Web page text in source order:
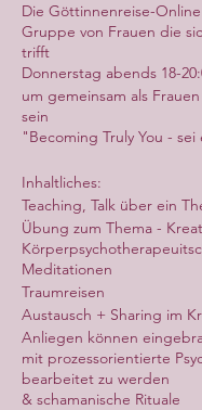
Die Göttinnenreise-
Gruppe von Frauen die
trifft
Donnerstag abends 18-
um gemeinsam als
sein
"Becoming Truly You -
Inhaltliches:
Teaching, Talk über ein
Übung zum Thema -
Meditationen
Traumreisen
Austausch + Sharing im
Anliegen können
mit prozessorientierte
bearbeitet zu werden
& schamanische Rituale